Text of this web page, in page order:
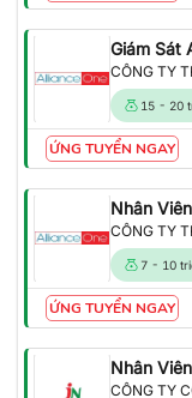
Giám Sát
15 - 20
ỨNG TUYỂN NGAY
Nhân
7 - 10
ỨNG TUYỂN NGAY
Nhân
CÔNG TY